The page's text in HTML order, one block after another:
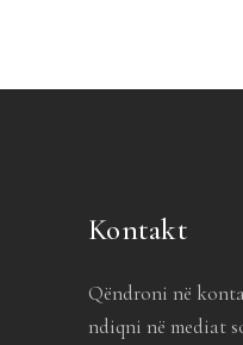
Kontakt
Qëndroni në
ndiqni në mediat